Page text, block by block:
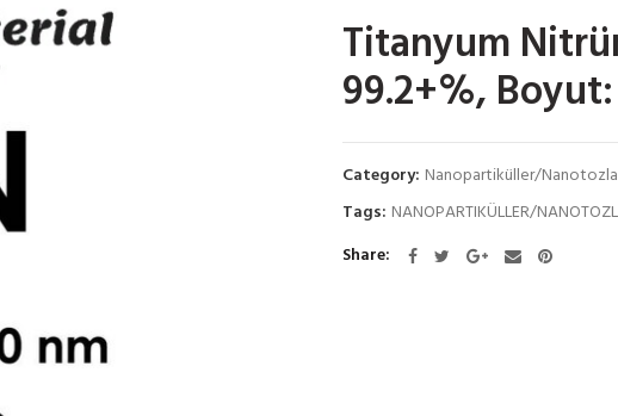
Titanyum
99.2+%,
Category: Nanopartiküller/
Tags: NANOPARTIKÜLLER/
Share